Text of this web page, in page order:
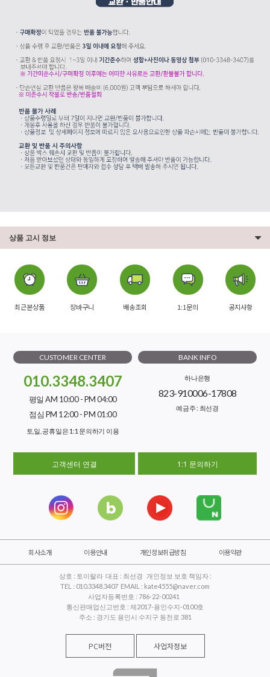
상품 고시 정보
최근본상품 장바구니 배송조회 1:1문의 공지사항
CUSTOMER CENTER
010.3348.3407
평일 AM 10:00 - PM 04:00
점심 PM 12:00 - PM 01:00
토,일, 공휴일은 1:1 문의하기 이용
BANK INFO
하나은행
823-910006-17808
예금주 : 최선경
고객센터 연결 1:1 문의하기
회사소개 이용안내 개인정보취급방침 이용약관
상호 : 토이랄라 대표 : 최선경 개인정보 보호 책임자 :
TEL : 010.3348.3407 EMAIL : kate4555@naver.com
사업자등록번호 : 786-22-00241
통신판매업신고번호 : 제2017-용인수지-0100호
주소 : 경기도 용인시 수지구 동천로 381
PC버전 사업자정보